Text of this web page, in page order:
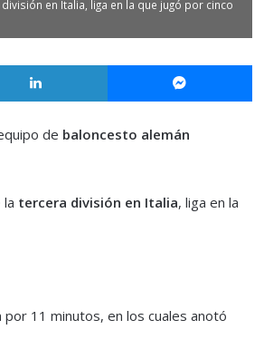
en Italia, liga en la que jugó por cinco
LinkedIn
de baloncesto alemán
la tercera división en Italia, liga en la
11 minutos, en los cuales anotó